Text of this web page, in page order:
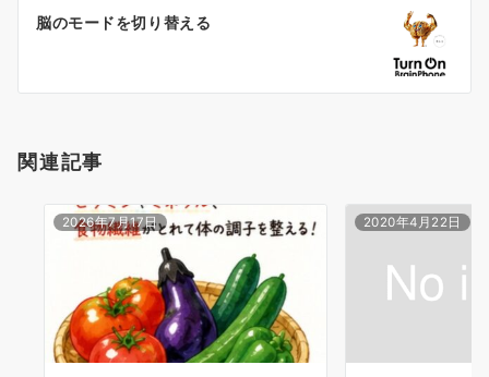
ン
脳のモードを切り替える
関連記事
2026年7月17日 2020年4月22日